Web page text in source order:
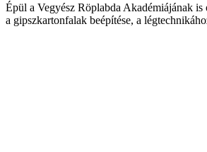
Épül a Vegyész Röplabda Akadémiájának
a gipszkartonfalak beépítése, a